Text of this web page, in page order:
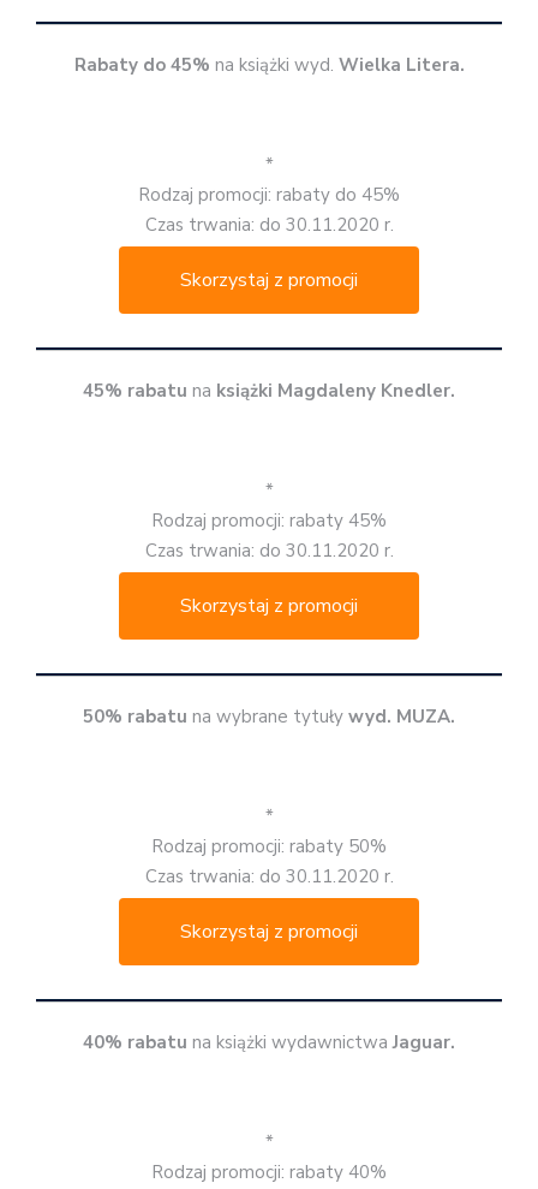
Rabaty do 45% na książki wyd. Wielka Litera.
*
Rodzaj promocji: rabaty do 45%
Czas trwania: do 30.11.2020 r.
Skorzystaj z promocji
45% rabatu na książki Magdaleny Knedler.
*
Rodzaj promocji: rabaty 45%
Czas trwania: do 30.11.2020 r.
Skorzystaj z promocji
50% rabatu na wybrane tytuły wyd. MUZA.
*
Rodzaj promocji: rabaty 50%
Czas trwania: do 30.11.2020 r.
Skorzystaj z promocji
40% rabatu na książki wydawnictwaJaguar.
*
Rodzaj promocji: rabaty 40%